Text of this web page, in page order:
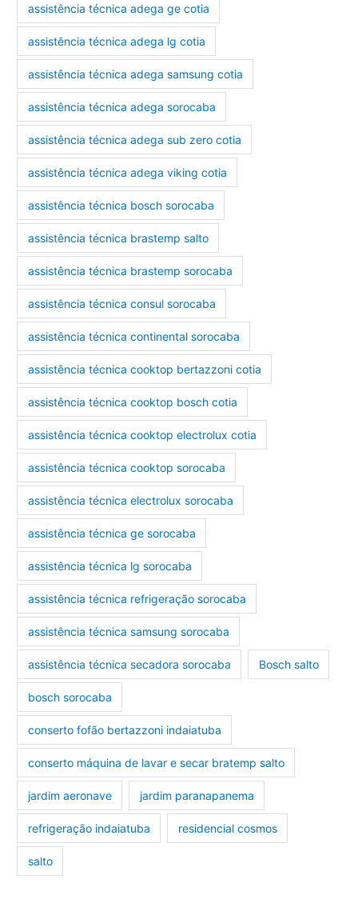
assistência técnica adega ge cotia
assistência técnica adega lg cotia
assistência técnica adega samsung cotia
assistência técnica adega sorocaba
assistência técnica adega sub zero cotia
assistência técnica adega viking cotia
assistência técnica bosch sorocaba
assistência técnica brastemp salto
assistência técnica brastemp sorocaba
assistência técnica consul sorocaba
assistência técnica continental sorocaba
assistência técnica cooktop bertazzoni cotia
assistência técnica cooktop bosch cotia
assistência técnica cooktop electrolux cotia
assistência técnica cooktop sorocaba
assistência técnica electrolux sorocaba
assistência técnica ge sorocaba
assistência técnica lg sorocaba
assistência técnica refrigeração sorocaba
assistência técnica samsung sorocaba
assistência técnica secadora sorocaba Bosch salto
bosch sorocaba
conserto fofão bertazzoni indaiatuba
conserto máquina de lavar e secar bratemp salto
jardim aeronave jardim paranapanema
refrigeração indaiatuba residencial cosmos
salto